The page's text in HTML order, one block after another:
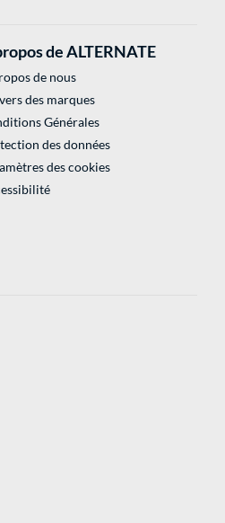
de ALTERNATE
de nous
des marques
Générales
des données
des cookies